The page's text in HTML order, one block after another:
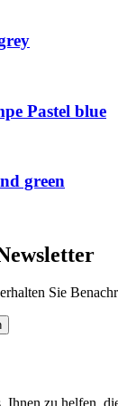
Pastel blue
green
Sie